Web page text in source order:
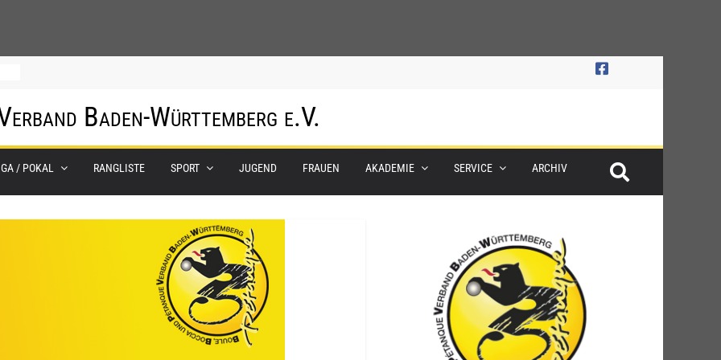
Baden-Württemberg e.V.
/ POKAL RANGLISTE SPORT JUGEND FRAUEN AKADEMIE SERVICE ARCHIV